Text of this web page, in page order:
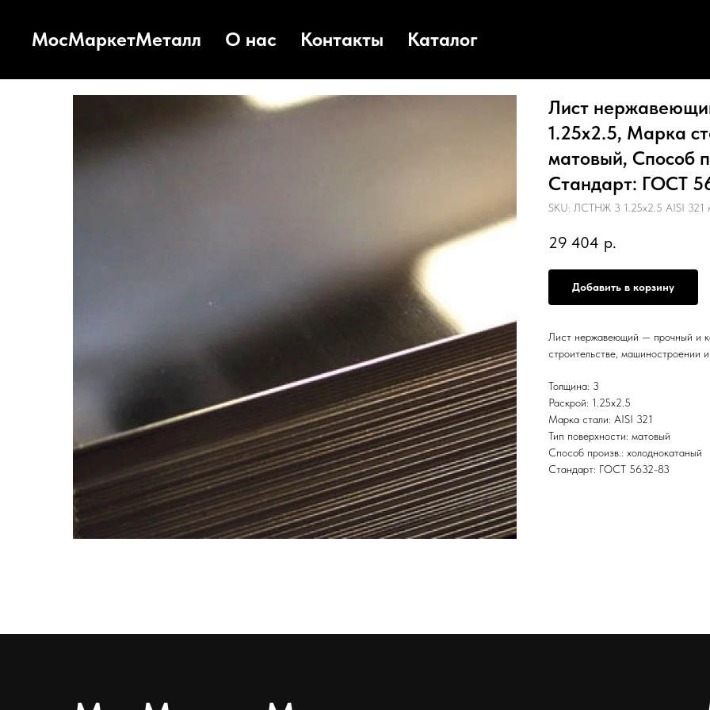
МосМаркетМеталл О нас Контакты Каталог
Лист
1.25х2.5, Марка
матовый, Способ
Стандарт: ГОСТ
SKU: ЛСТНЖ 3 1.25х2.5 AISI 321
29 404 р.
Добавить в корзину
Лист нержавеющий — прочный и
строительстве, машиностроении
Толщина: 3
Раскрой: 1.25х2.5
Марка стали: AISI 321
Тип поверхности: матовый
Способ произв.: холоднокатаный
Стандарт: ГОСТ 5632-83